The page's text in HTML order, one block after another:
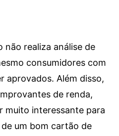
não realiza análise de
consumidores com
aprovados. Além disso,
de renda,
muito interessante para
um bom cartão de